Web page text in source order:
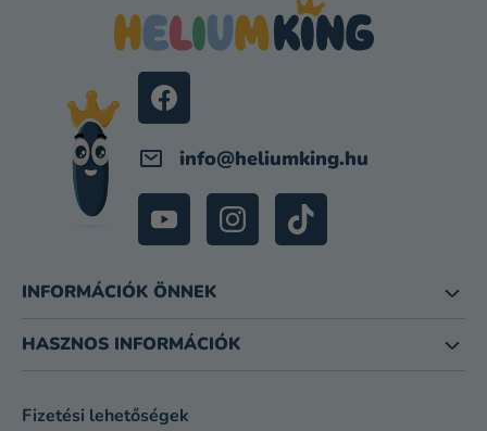
info@heliumking.hu
INFORMÁCIÓK ÖNNEK
HASZNOS INFORMÁCIÓK
Fizetési lehetőségek